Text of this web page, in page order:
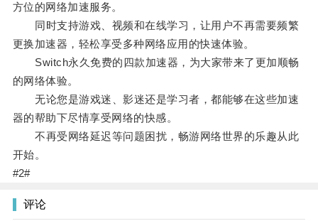
方位的网络加速服务。
同时支持游戏、视频和在线学习，让用户不再需要频繁
更换加速器，轻松享受多种网络应用的快速体验。
Switch永久免费的四款加速器，为大家带来了更加顺畅
的网络体验。
无论您是游戏迷、影迷还是学习者，都能够在这些加速
器的帮助下尽情享受网络的快感。
不再受网络延迟等问题困扰，畅游网络世界的乐趣从此
开始。
#2#
评论